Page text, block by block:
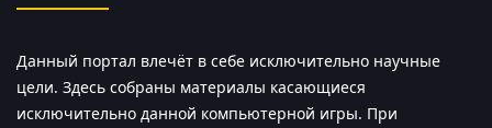
Данный портал влечёт в себе исключительно научные
цели. Здесь собраны материалы касающиеся
исключительно данной компьютерной игры. При